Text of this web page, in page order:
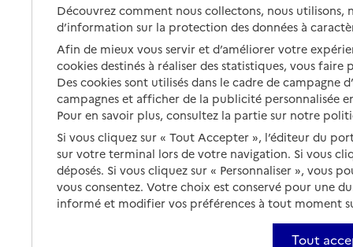
Découvrez comment nous collectons, nous
d’information sur la protection des données à
Afin de mieux vous servir et d’améliorer votre
cookies destinés à réaliser des statistiques, vous
Des cookies sont utilisés dans le cadre de
campagnes et afficher de la publicité personnalisée
Pour en savoir plus, consultez la partie sur notre
Si vous cliquez sur « Tout Accepter », l’éditeur du
sur votre terminal lors de votre navigation. Si vous
déposés. Si vous cliquez sur « Personnaliser », vous
vous consentez. Votre choix est conservé pour une
informé et modifier vos préférences à tout moment
Tout